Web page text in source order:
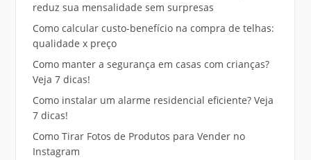
reduz sua mensalidade sem surpresas
Como calcular custo-benefício na compra de telhas:
qualidade x preço
Como manter a segurança em casas com crianças?
Veja 7 dicas!
Como instalar um alarme residencial eficiente? Veja
7 dicas!
Como Tirar Fotos de Produtos para Vender no
Instagram